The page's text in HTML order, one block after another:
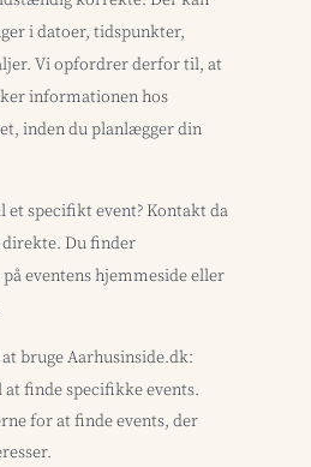
i datoer, tidspunkter,
Vi opfordrer derfor til, at
informationen hos
inden du planlægger din
et specifikt event? Kontakt da
Du finder
eventens hjemmeside eller
bruge Aarhusinside.dk:
finde specifikke events.
for at finde events, der